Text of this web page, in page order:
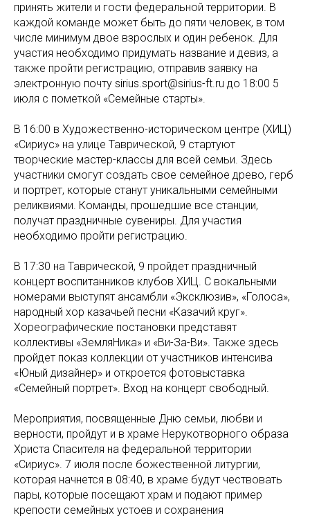
принять жители и гости федеральной территории. В
каждой команде может быть до пяти человек, в том
числе минимум двое взрослых и один ребенок. Для
участия необходимо придумать название и девиз, а
также пройти регистрацию, отправив заявку на
электронную почту sirius.sport@sirius-ft.ru до 18:00 5
июля с пометкой «Семейные старты».
В 16:00 в Художественно-историческом центре (ХИЦ)
«Сириус» на улице Таврической, 9 стартуют
творческие мастер-классы для всей семьи. Здесь
участники смогут создать свое семейное древо, герб
и портрет, которые станут уникальными семейными
реликвиями. Команды, прошедшие все станции,
получат праздничные сувениры. Для участия
необходимо пройти регистрацию.
В 17:30 на Таврической, 9 пройдет праздничный
концерт воспитанников клубов ХИЦ. С вокальными
номерами выступят ансамбли «Эксклюзив», «Голоса»,
народный хор казачьей песни «Казачий круг».
Хореографические постановки представят
коллективы «ЗемляНика» и «Ви-За-Ви». Также здесь
пройдет показ коллекции от участников интенсива
«Юный дизайнер» и откроется фотовыставка
«Семейный портрет». Вход на концерт свободный.
Мероприятия, посвященные Дню семьи, любви и
верности, пройдут и в храме Нерукотворного образа
Христа Спасителя на федеральной территории
«Сириус». 7 июля после божественной литургии,
которая начнется в 08:40, в храме будут чествовать
пары, которые посещают храм и подают пример
крепости семейных устоев и сохранения